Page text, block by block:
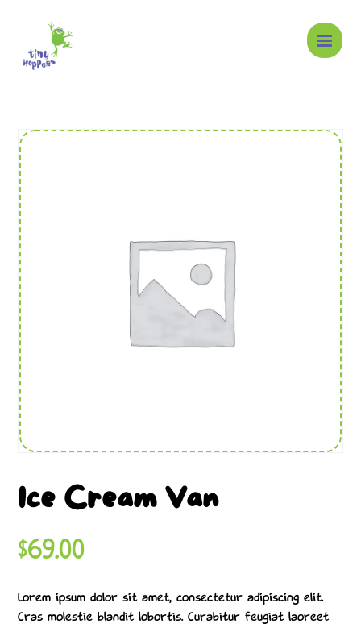
Ice Cream Van
$69.00
Lorem ipsum dolor sit amet, consectetur adipiscing elit.
Cras molestie blandit lobortis. Curabitur feugiat laoreet